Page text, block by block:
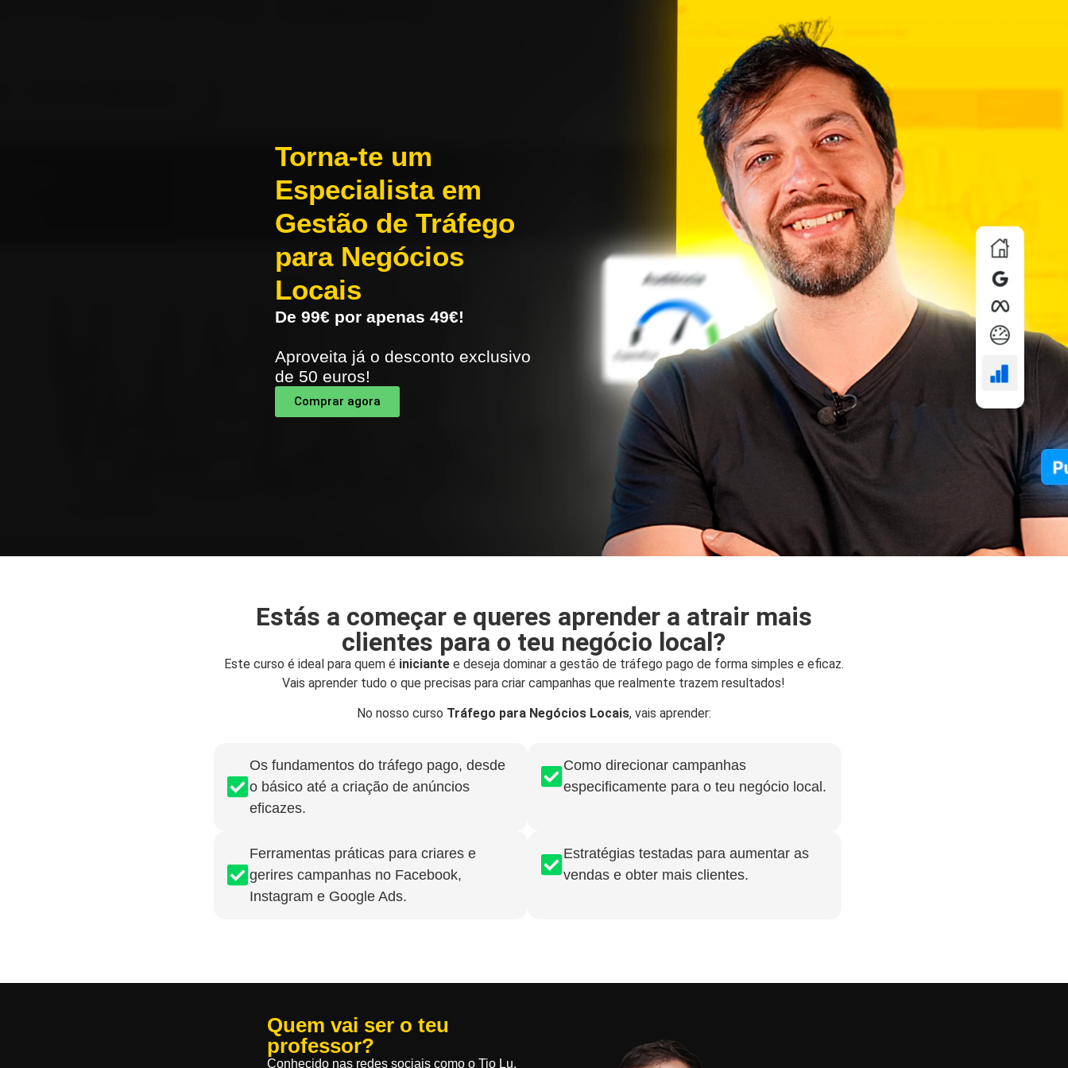
Torna-te um
Especialista em
Gestão de Tráfego
para Negócios
Locais
De 99€ por apenas 49€!
Aproveita já o desconto exclusivo
de 50 euros!
Comprar agora
Estás a começar e queres aprender a atrair mais
clientes para o teu negócio local?
Este curso é ideal para quem é iniciantee deseja dominar a gestão de tráfego pago de forma simples e eficaz.
Vais aprender tudo o que precisas para criar campanhas que realmente trazem resultados!
No nosso curso Tráfego para Negócios Locais, vais aprender:
Os fundamentos do tráfego pago, desde
o básico até a criação de anúncios
eficazes.
Como direcionar campanhas
especificamente para o teu negócio local.
Ferramentas práticas para criares e
gerires campanhas no Facebook,
Instagram e Google Ads.
Estratégias testadas para aumentar as
vendas e obter mais clientes.
Quem vai ser o teu
professor?
Conhecido nas redes sociais como o Tio Lu,